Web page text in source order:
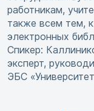
работникам,
также всем тем,
электронных
Спикер:
эксперт,
ЭБС